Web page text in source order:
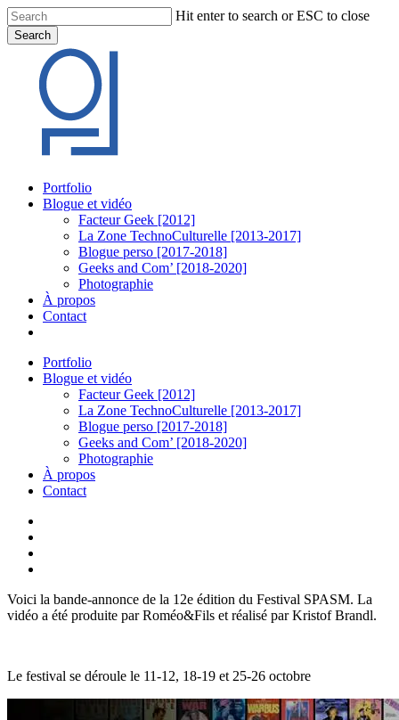
Skip
to
main
content
Hit enter to search or ESC to close
Search
Search
Menu
Portfolio
Blogue et vidéo
Facteur Geek [2012]
La Zone TechnoCulturelle [2013-2017]
Blogue perso [2017-2018]
Geeks and Com’ [2018-2020]
Photographie
À propos
Contact
Portfolio
Blogue et vidéo
Facteur Geek [2012]
La Zone TechnoCulturelle [2013-2017]
Blogue perso [2017-2018]
Geeks and Com’ [2018-2020]
Photographie
À propos
Contact
Voici la bande-annonce de la 12e édition du Festival SPASM. La
vidéo a été produite par Roméo&Fils et réalisé par Kristof Brandl.
Le festival se déroule le 11-12, 18-19 et 25-26 octobre